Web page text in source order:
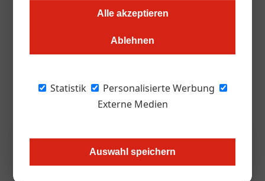
Alle akzeptieren
Ablehnen
Statistik
Personalisierte Werbung
Externe Medien
Auswahl speichern
Im Rahmen des Mountain-Art project 2025 bespielen 20
Wanderzielen. Kann Kunst die Aufenthaltsdauer verlängern
und neue Gästeschichten ansprechen?